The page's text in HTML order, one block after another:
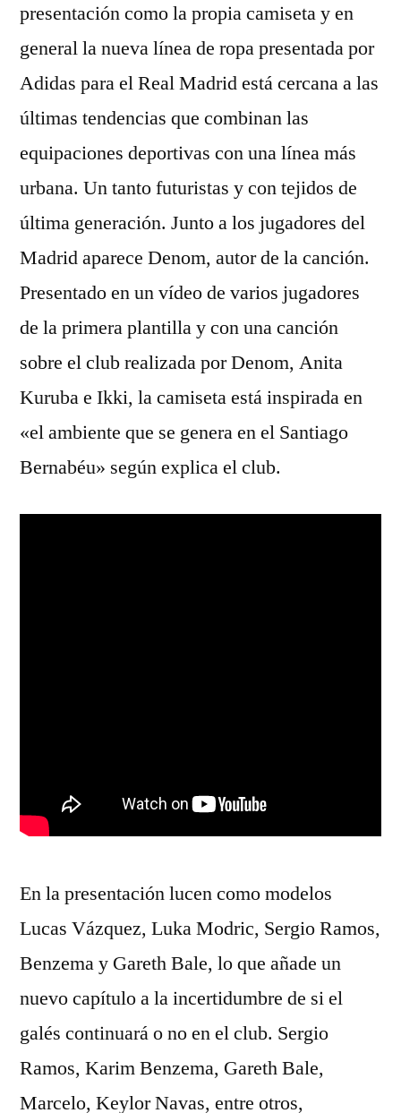
presentación como la propia camiseta y en
general la nueva línea de ropa presentada por
Adidas para el Real Madrid está cercana a las
últimas tendencias que combinan las
equipaciones deportivas con una línea más
urbana. Un tanto futuristas y con tejidos de
última generación. Junto a los jugadores del
Madrid aparece Denom, autor de la canción.
Presentado en un vídeo de varios jugadores
de la primera plantilla y con una canción
sobre el club realizada por Denom, Anita
Kuruba e Ikki, la camiseta está inspirada en
«el ambiente que se genera en el Santiago
Bernabéu» según explica el club.
En la presentación lucen como modelos
Lucas Vázquez, Luka Modric, Sergio Ramos,
Benzema y Gareth Bale, lo que añade un
nuevo capítulo a la incertidumbre de si el
galés continuará o no en el club. Sergio
Ramos, Karim Benzema, Gareth Bale,
Marcelo, Keylor Navas, entre otros,